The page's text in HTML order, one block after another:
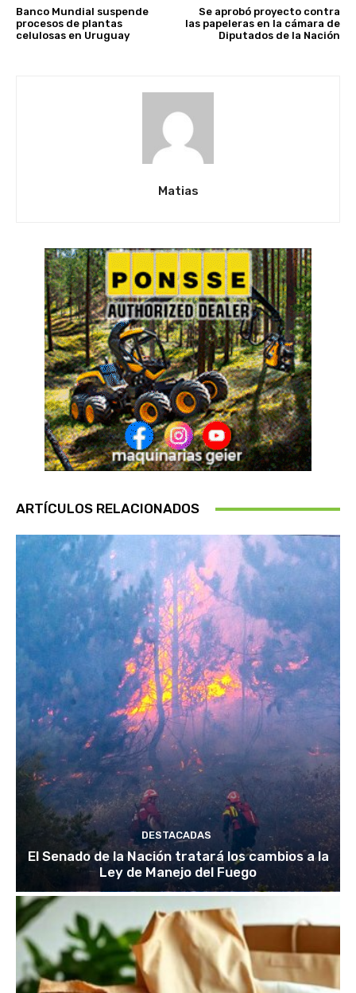
Banco Mundial suspende
procesos de plantas
celulosas en Uruguay
Se aprobó proyecto contra
las papeleras en la cámara de
Diputados de la Nación
Matias
ARTÍCULOS RELACIONADOS
DESTACADAS
El Senado de la Nación tratará los cambios a la
Ley de Manejo del Fuego